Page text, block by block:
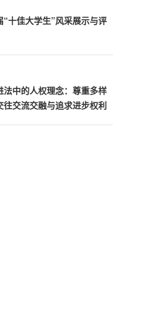
十佳大学生”风采展示与评
法中的人权理念：尊重多样
往交流交融与追求进步权利